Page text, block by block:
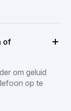
of
om geluid
op te